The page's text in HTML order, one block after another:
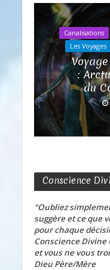
Canalisations
Les Voyages
:
du
Conscience
"Oubliez
suggère et ce que
pour chaque
Conscience Divine
et vous ne vous
Dieu Père/Mère